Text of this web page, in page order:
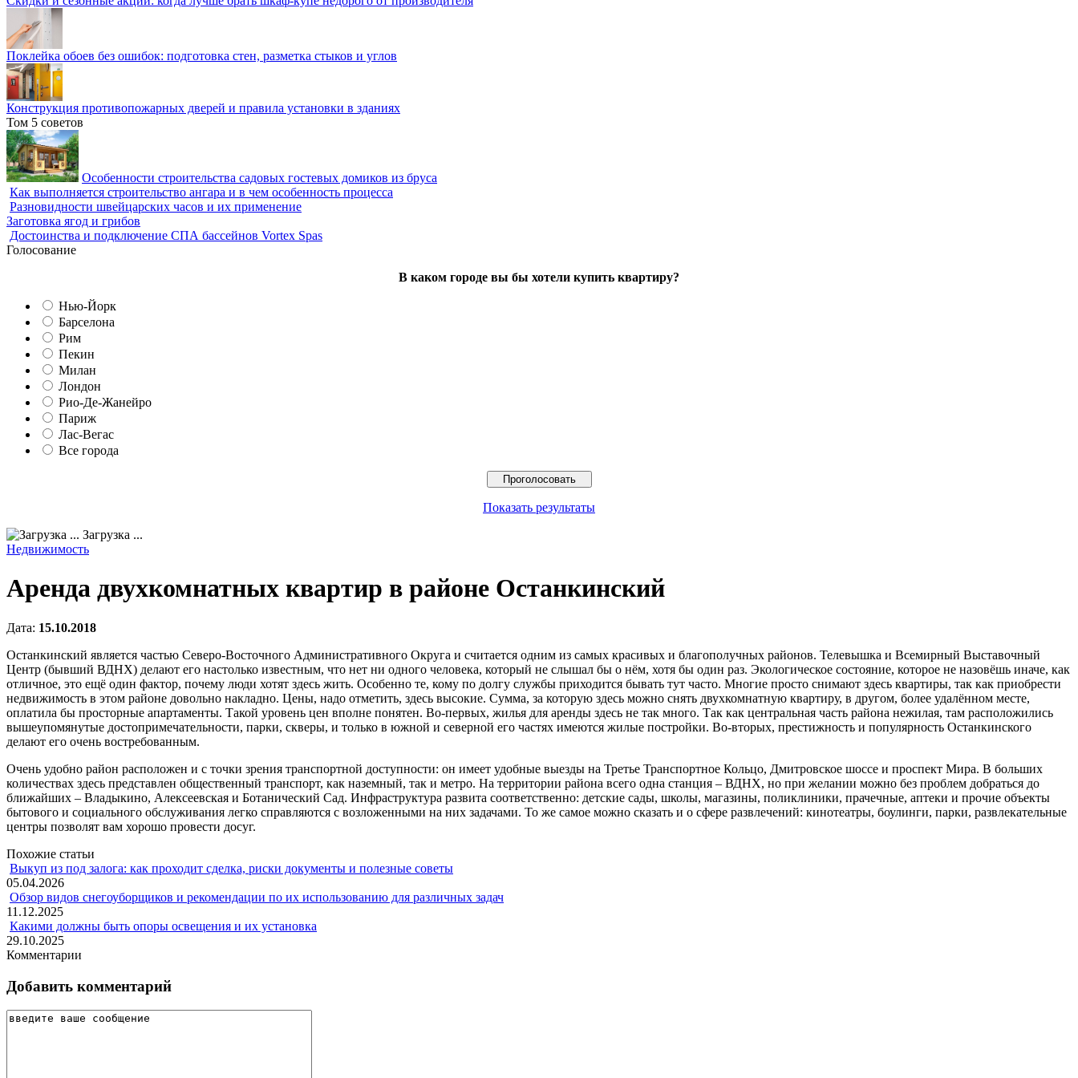
Поклейка обоев без ошибок: подготовка стен, разметка стыков и углов
Конструкция противопожарных дверей и правила установки в зданиях
Том 5 советов
Особенности строительства садовых гостевых домиков из бруса
Как выполняется строительство ангара и в чем особенность процесса
Разновидности швейцарских часов и их применение
Заготовка ягод и грибов
Достоинства и подключение СПА бассейнов Vortex Spas
Голосование
В каком городе вы бы хотели купить квартиру?
Нью-Йорк
Барселона
Рим
Пекин
Милан
Лондон
Рио-Де-Жанейро
Париж
Лас-Вегас
Все города
Показать результаты
Загрузка ...
Недвижимость
Аренда двухкомнатных квартир в районе Останкинский
Дата: 15.10.2018
Останкинский является частью Северо-Восточного Административного Округа и считается одним из самых красивых и благополучных районов. Телевышка и Всемирный Выставочный
Центр (бывший ВДНХ) делают его настолько известным, что нет ни одного человека, который не слышал бы о нём, хотя бы один раз. Экологическое состояние, которое не назовёшь иначе, как
отличное, это ещё один фактор, почему люди хотят здесь жить. Особенно те, кому по долгу службы приходится бывать тут часто. Многие просто снимают здесь квартиры, так как приобрести
недвижимость в этом районе довольно накладно. Цены, надо отметить, здесь высокие. Сумма, за которую здесь можно снять двухкомнатную квартиру, в другом, более удалённом месте,
оплатила бы просторные апартаменты. Такой уровень цен вполне понятен. Во-первых, жилья для аренды здесь не так много. Так как центральная часть района нежилая, там расположились
вышеупомянутые достопримечательности, парки, скверы, и только в южной и северной его частях имеются жилые постройки. Во-вторых, престижность и популярность Останкинского
делают его очень востребованным.
Очень удобно район расположен и с точки зрения транспортной доступности: он имеет удобные выезды на Третье Транспортное Кольцо, Дмитровское шоссе и проспект Мира. В больших
количествах здесь представлен общественный транспорт, как наземный, так и метро. На территории района всего одна станция – ВДНХ, но при желании можно без проблем добраться до
ближайших – Владыкино, Алексеевская и Ботанический Сад. Инфраструктура развита соответственно: детские сады, школы, магазины, поликлиники, прачечные, аптеки и прочие объекты
бытового и социального обслуживания легко справляются с возложенными на них задачами. То же самое можно сказать и о сфере развлечений: кинотеатры, боулинги, парки, развлекательные
центры позволят вам хорошо провести досуг.
Похожие статьи
Выкуп из под залога: как проходит сделка, риски документы и полезные советы
05.04.2026
Обзор видов снегоуборщиков и рекомендации по их использованию для различных задач
11.12.2025
Какими должны быть опоры освещения и их установка
29.10.2025
Комментарии
Добавить комментарий